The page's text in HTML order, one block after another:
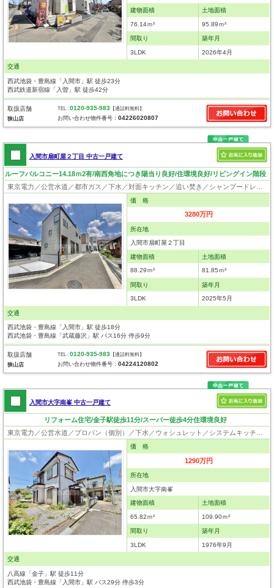
建物面積
76.14ｍ²
土地面積
95.89ｍ²
間取り
3LDK
築年月
2026年4月
交通
西武池袋・豊島線「入間市」駅 徒歩23分
西武鉄道新宿線「入曽」駅 徒歩42分
取扱店舗
狭山店
TEL :0120-935-983 【通話料無料】
お問い合わせ物件番号：04226020807
入間市扇町屋２丁目 中古一戸建て
ルーフバルコニー14.18ｍ2有/南西角地につき陽当り良好/住環境良好/リビングイン階段
価 格
3280万円
所在地
入間市扇町屋２丁目
建物面積
88.29ｍ²
土地面積
81.85ｍ²
間取り
3LDK
築年月
2025年5月
交通
西武池袋・豊島線「入間市」駅 徒歩18分
西武池袋・豊島線「武蔵藤沢」駅 バス16分 停歩9分
取扱店舗
狭山店
TEL :0120-935-983 【通話料無料】
お問い合わせ物件番号：04224120802
入間市大字南峯 中古一戸建て
リフォーム住宅/金子駅徒歩11分/スーパー徒歩4分住環境良好
東京電力／公営水道／プロパン（個別）／下水／ウォシュレット／システムキッチン／浄水器／フローリング
価 格
1290万円
所在地
入間市大字南峯
建物面積
65.82ｍ²
土地面積
109.90ｍ²
間取り
3LDK
築年月
1976年9月
交通
八高線「金子」駅 徒歩11分
西武池袋・豊島線「入間市」駅 バス29分 停歩3分